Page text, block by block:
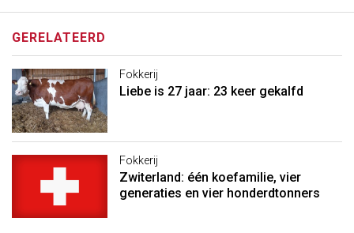
GERELATEERD
Fokkerij
Liebe is 27 jaar: 23 keer gekalfd
Fokkerij
Zwiterland: één koefamilie, vier
generaties en vier honderdtonners